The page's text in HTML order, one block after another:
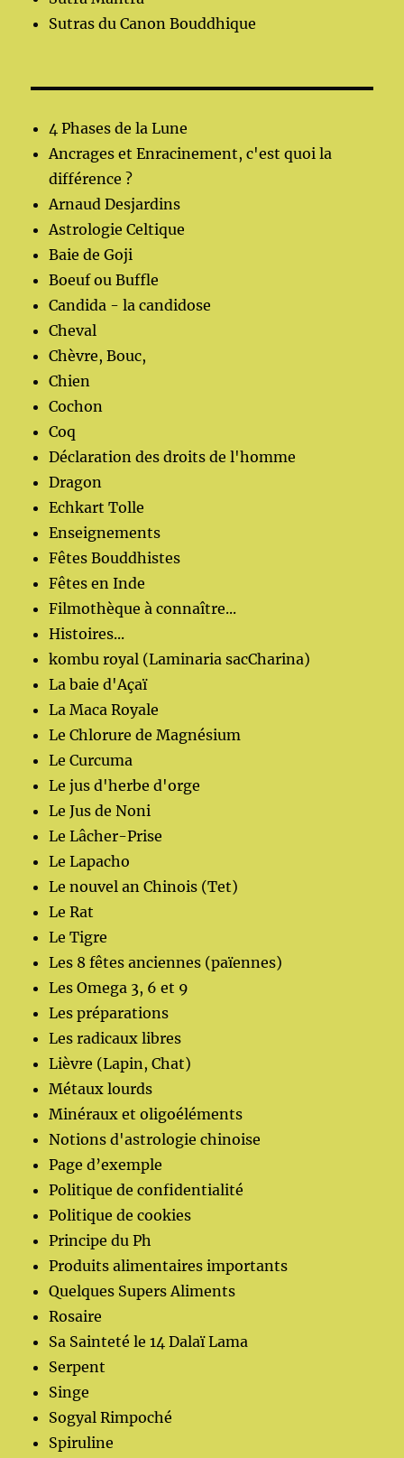
Sutras du Canon Bouddhique
4 Phases de la Lune
Ancrages et Enracinement, c'est quoi la
différence ?
Arnaud Desjardins
Astrologie Celtique
Baie de Goji
Boeuf ou Buffle
Candida - la candidose
Cheval
Chèvre, Bouc,
Chien
Cochon
Coq
Déclaration des droits de l'homme
Dragon
Echkart Tolle
Enseignements
Fêtes Bouddhistes
Fêtes en Inde
Filmothèque à connaître...
Histoires...
kombu royal (Laminaria sacCharina)
La baie d'Açaï
La Maca Royale
Le Chlorure de Magnésium
Le Curcuma
Le jus d'herbe d'orge
Le Jus de Noni
Le Lâcher-Prise
Le Lapacho
Le nouvel an Chinois (Tet)
Le Rat
Le Tigre
Les 8 fêtes anciennes (païennes)
Les Omega 3, 6 et 9
Les préparations
Les radicaux libres
Lièvre (Lapin, Chat)
Métaux lourds
Minéraux et oligoéléments
Notions d'astrologie chinoise
Page d’exemple
Politique de confidentialité
Politique de cookies
Principe du Ph
Produits alimentaires importants
Quelques Supers Aliments
Rosaire
Sa Sainteté le 14 Dalaï Lama
Serpent
Singe
Sogyal Rimpoché
Spiruline